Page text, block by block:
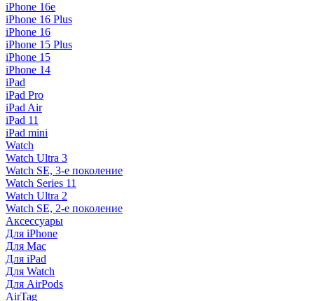
iPhone 16e
iPhone 16 Plus
iPhone 16
iPhone 15 Plus
iPhone 15
iPhone 14
iPad
iPad Pro
iPad Air
iPad 11
iPad mini
Watch
Watch Ultra 3
Watch SE, 3-е поколение
Watch Series 11
Watch Ultra 2
Watch SE, 2-е поколение
Аксессуары
Для iPhone
Для Mac
Для iPad
Для Watch
Для AirPods
AirTag